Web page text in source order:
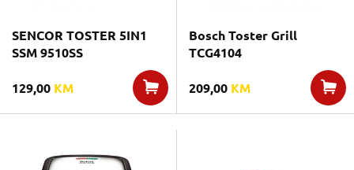
SENCOR TOSTER 5IN1
SSM 9510SS
129,00 KM
Bosch Toster Grill
TCG4104
209,00 KM